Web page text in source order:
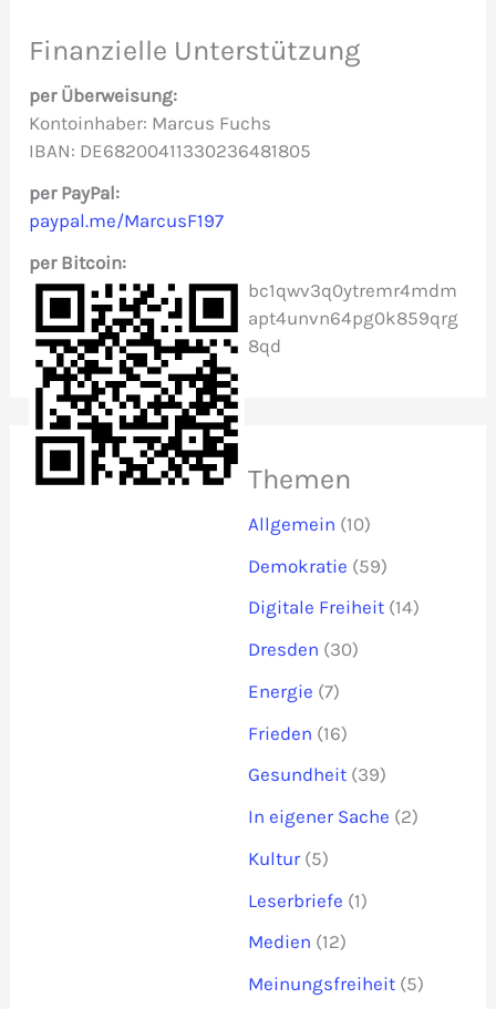
e
n
a
c
h
:
Finanzielle Unterstützung
per Überweisung:
Kontoinhaber: Marcus Fuchs
IBAN: DE68200411330236481805
per PayPal:
paypal.me/MarcusF197
per Bitcoin:
bc1qwv3q0ytremr4mdm
apt4unvn64pg0k859qrg
8qd
Themen
Allgemein (10)
Demokratie (59)
Digitale Freiheit (14)
Dresden (30)
Energie (7)
Frieden (16)
Gesundheit (39)
In eigener Sache (2)
Kultur (5)
Leserbriefe (1)
Medien (12)
Meinungsfreiheit (5)